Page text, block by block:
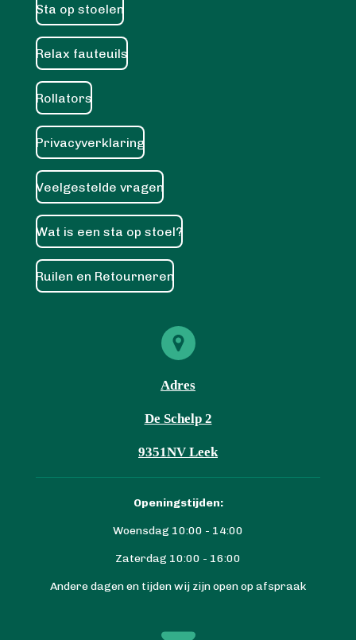
Sta op stoelen
Relax fauteuils
Rollators
Privacyverklaring
Veelgestelde vragen
Wat is een sta op stoel?
Ruilen en Retourneren
Adres
De Schelp 2
9351NV Leek
Openingstijden:
Woensdag 10:00 - 14:00
Zaterdag 10:00 - 16:00
Andere dagen en tijden wij zijn open op afspraak